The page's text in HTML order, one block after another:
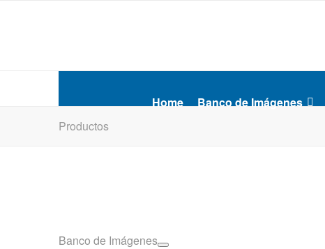
Home Banco de Imágenes
Productos
Banco de Imágenes